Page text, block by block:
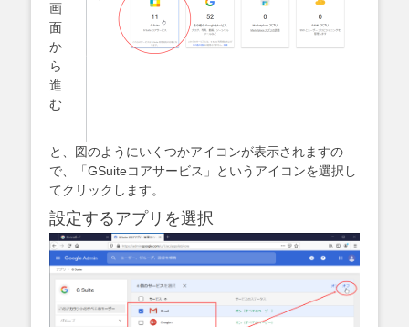
画
面
か
ら
進
む
と、図のようにいくつかアイコンが表示されますの
で、「GSuiteコアサービス」というアイコンを選択し
てクリックします。
設定するアプリを選択